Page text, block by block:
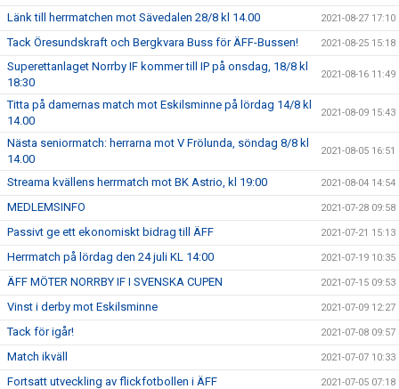
Länk till herrmatchen mot Sävedalen 28/8 kl 14.00 2021-08-27 17:10
Tack Öresundskraft och Bergkvara Buss för ÄFF-Bussen! 2021-08-25 15:18
Superettanlaget Norrby IF kommer till IP på onsdag, 18/8 kl
18:30
2021-08-16 11:49
Titta på damernas match mot Eskilsminne på lördag 14/8 kl
14.00
2021-08-09 15:43
Nästa seniormatch: herrarna mot V Frölunda, söndag 8/8 kl
14.00
2021-08-05 16:51
Streama kvällens herrmatch mot BK Astrio, kl 19:00 2021-08-04 14:54
MEDLEMSINFO 2021-07-28 09:58
Passivt ge ett ekonomiskt bidrag till ÄFF 2021-07-21 15:13
Herrmatch på lördag den 24 juli KL 14:00 2021-07-19 10:35
ÄFF MÖTER NORRBY IF I SVENSKA CUPEN 2021-07-15 09:53
Vinst i derby mot Eskilsminne 2021-07-09 12:27
Tack för igår! 2021-07-08 09:57
Match ikväll 2021-07-07 10:33
Fortsatt utveckling av flickfotbollen i ÄFF 2021-07-05 07:18